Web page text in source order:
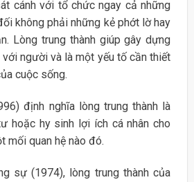
cánh với tổ chức ngay cả những
không phải những kẻ phớt lờ hay
Lòng trung thành giúp gây dựng
người và là một yếu tố cần thiết
cuộc sống.
định nghĩa lòng trung thành là
hoặc hy sinh lợi ích cá nhân cho
mối quan hệ nào đó.
sự (1974), lòng trung thành của